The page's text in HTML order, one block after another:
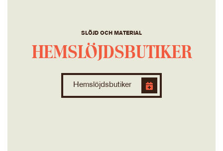
SLÖJD OCH MATERIAL
HEMSLÖJDSBUTIKER
Hemslöjdsbutiker